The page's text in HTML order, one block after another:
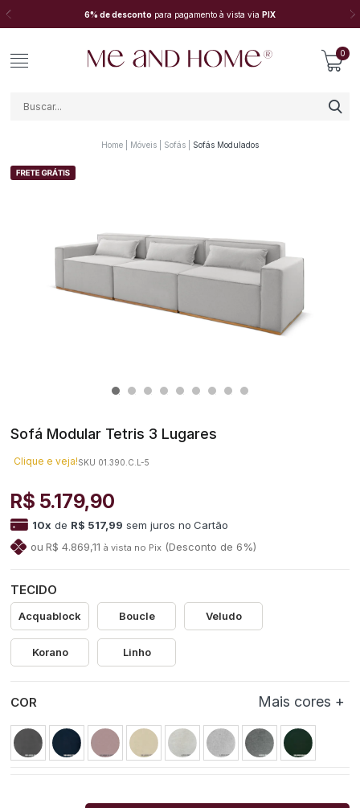
6% de desconto para pagamento à vista viaPIX
0
Home Móveis Sofás Sofás Modulados
Sofá Modular Tetris 3 Lugares
Clique e veja!SKU 01.390.C.L-5
R$ 5.179,90
10x de R$ 517,99 sem juros no
R$ 4.869,11
(Desconto de 6%)
TECIDO
Acquablock Boucle Veludo
Korano Linho
COR